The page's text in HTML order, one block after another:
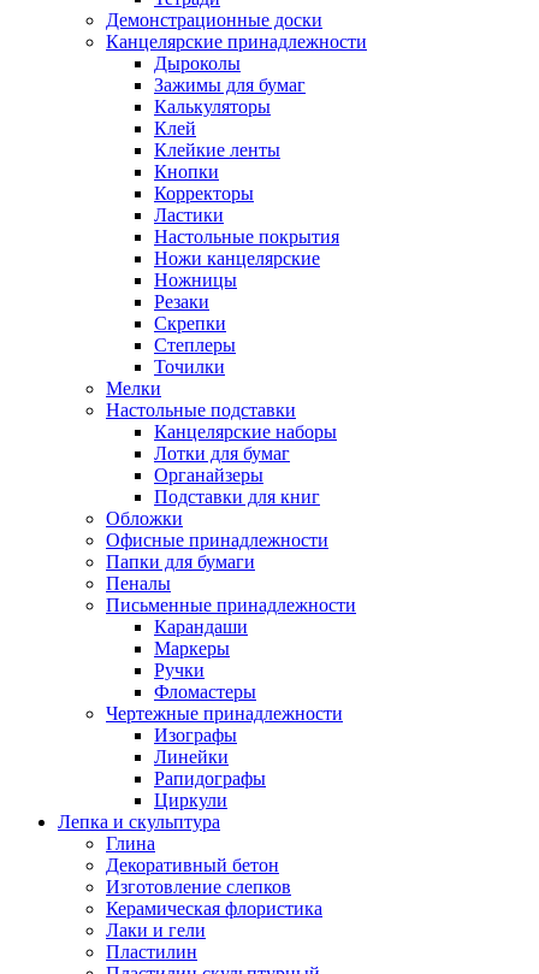
Демонстрационные доски
Канцелярские принадлежности
Дыроколы
Зажимы для бумаг
Калькуляторы
Клей
Клейкие ленты
Кнопки
Корректоры
Ластики
Настольные покрытия
Ножи канцелярские
Ножницы
Резаки
Скрепки
Степлеры
Точилки
Мелки
Настольные подставки
Канцелярские наборы
Лотки для бумаг
Органайзеры
Подставки для книг
Обложки
Офисные принадлежности
Папки для бумаги
Пеналы
Письменные принадлежности
Карандаши
Маркеры
Ручки
Фломастеры
Чертежные принадлежности
Изографы
Линейки
Рапидографы
Циркули
Лепка и скульптура
Глина
Декоративный бетон
Изготовление слепков
Керамическая флористика
Лаки и гели
Пластилин